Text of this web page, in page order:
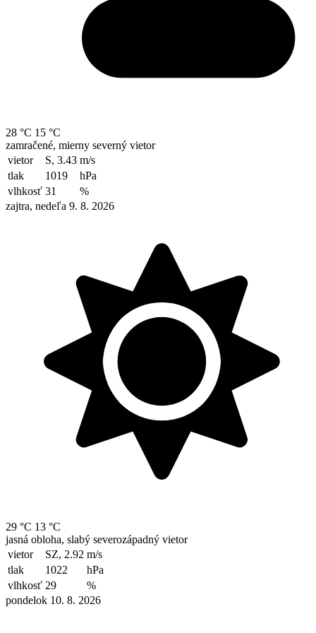
28 °C 15 °C
zamračené, mierny severný vietor
vietor
S, 3.43 m/s
tlak
1019
hPa
vlhkosť 31
%
zajtra, nedeľa 9. 8. 2026
29 °C 13 °C
jasná obloha, slabý severozápadný vietor
vietor
SZ, 2.92 m/s
tlak
1022
hPa
vlhkosť 29
%
pondelok 10. 8. 2026